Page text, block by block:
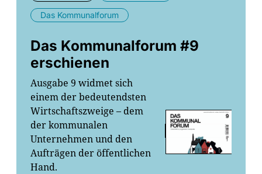
Das Kommunalforum
Das Kommunalforum #9
erschienen
Ausgabe 9 widmet sich
einem der bedeutendsten
Wirtschaftszweige – dem
der kommunalen
Unternehmen und den
Aufträgen der öffentlichen
Hand.